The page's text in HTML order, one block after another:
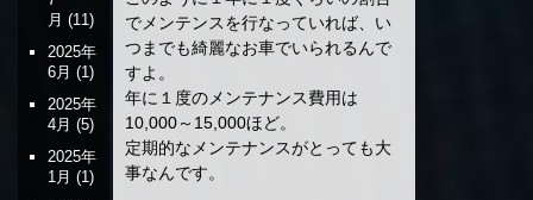
でメンテンスを行なっていれば、い
つまでも綺麗なお車でいられるんで
すよ。
年に１度のメンテナンス費用は
10,000～15,000ほど。
定期的なメンテナンスがとっても大
事なんです。
月 (11)
2025年
6月 (1)
2025年
4月 (5)
2025年
1月 (1)